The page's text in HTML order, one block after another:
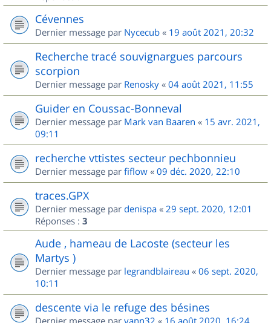
Cévennes
Dernier message par Nycecub « 19 août 2021, 20:32
Recherche tracé souvignargues parcours
scorpion
Dernier message par Renosky « 04 août 2021, 11:55
Guider en Coussac-Bonneval
Dernier message par Mark van Baaren « 15 avr. 2021,
09:11
recherche vttistes secteur pechbonnieu
Dernier message par fiflow « 09 déc. 2020, 22:10
traces.GPX
Dernier message par denispa « 29 sept. 2020, 12:01
Réponses : 3
Aude , hameau de Lacoste (secteur les
Martys )
Dernier message par legrandblaireau « 06 sept. 2020,
10:11
descente via le refuge des bésines
Dernier message par yann32 « 16 août 2020, 16:24